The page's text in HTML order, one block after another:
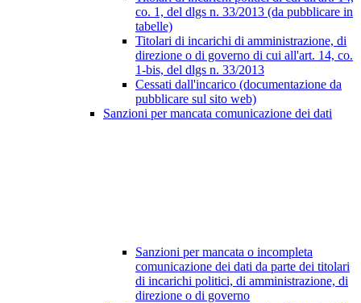
co. 1, del dlgs n. 33/2013 (da pubblicare in
tabelle)
Titolari di incarichi di amministrazione, di
direzione o di governo di cui all'art. 14, co.
1-bis, del dlgs n. 33/2013
Cessati dall'incarico (documentazione da
pubblicare sul sito web)
Sanzioni per mancata comunicazione dei dati
Sanzioni per mancata o incompleta
comunicazione dei dati da parte dei titolari
di incarichi politici, di amministrazione, di
direzione o di governo